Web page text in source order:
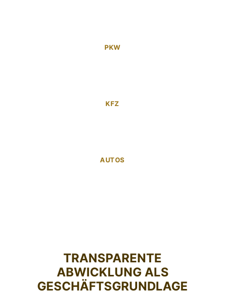
PKW
KFZ
AUTOS
TRANSPARENTE
ABWICKLUNG ALS
GESCHÄFTSGRUNDLAGE